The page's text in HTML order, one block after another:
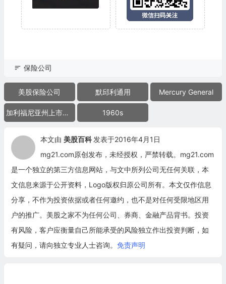
保险公司
美股保险公司 默邱利通用 Mercury General
加利福尼亚州上市公司 1960s
本文由 美股百科 发表于2016年4月1日
mg21.com原创发布，未经授权，严禁转载。mg21.com
是一个独立的第三方信息网站，与文中所列公司无任何关联，本
文信息来源于公开资料，Logo版权归原公司所有。本文仅作信息
分享，不作为投资依据或者任何邀约，也不是对任何受限地区用
户的推广。美股之家不为任何公司、券商、金融产品背书。投资
有风险，客户应衡量自己所能承受的风险独立作出投资判断，如
有疑问，请向独立专业人士咨询。 免责声明